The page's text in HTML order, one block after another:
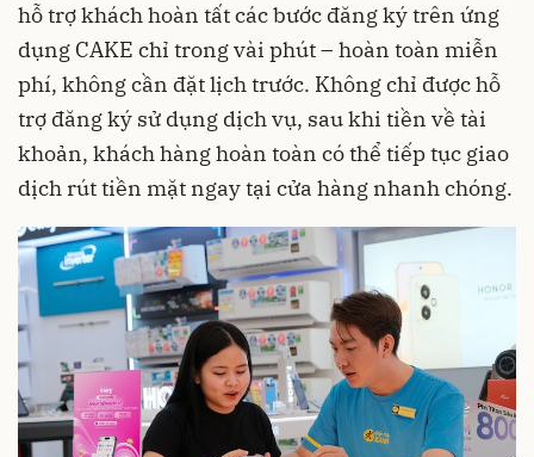
hỗ trợ khách hoàn tất các bước đăng ký trên ứng
dụng CAKE chỉ trong vài phút – hoàn toàn miễn
phí, không cần đặt lịch trước. Không chỉ được hỗ
trợ đăng ký sử dụng dịch vụ, sau khi tiền về tài
khoản, khách hàng hoàn toàn có thể tiếp tục giao
dịch rút tiền mặt ngay tại cửa hàng nhanh chóng.